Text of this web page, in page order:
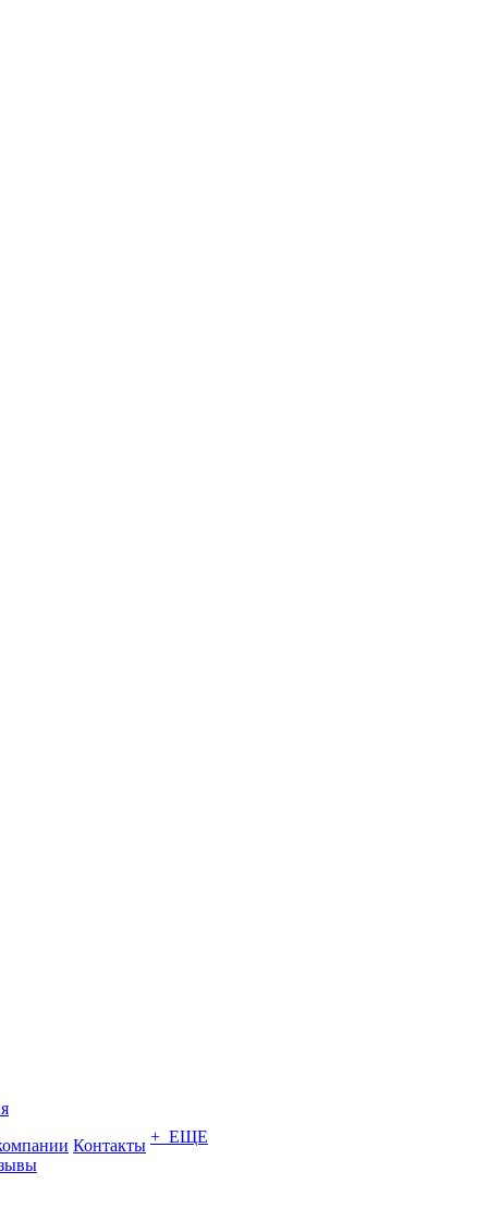
Контакты + ЕЩЕ